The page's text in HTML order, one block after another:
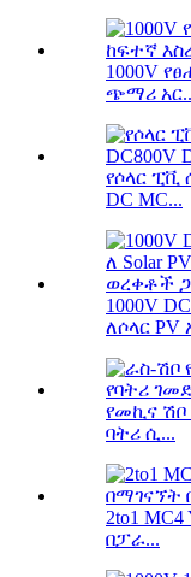
1000V
ጭማሪ
የሶላር ፒቪ
DC MC...
1000V
ለሶላር PV
የመኪና
ባትሪ ሲ...
2to1
በፓራ...